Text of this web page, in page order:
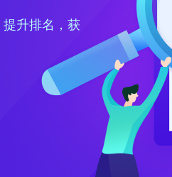
升排名，获